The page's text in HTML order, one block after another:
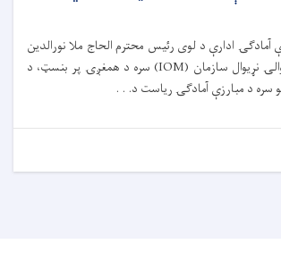
آمادګۍ ادارې د لوی رئیس محترم الحاج ملا نورالدین
ترابي له لوري د کډوالۍ نړیوال سازمان (IOM) سره د همغږۍ پر بنسټ، د
سره د مبارزې آمادګۍ ریاست د. . .